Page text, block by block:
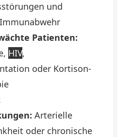
und
Patienten:
HIV,
oder Kortison-
Arterielle
oder chronische